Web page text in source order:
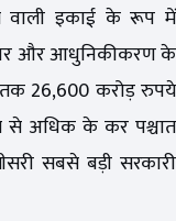
वाली इकाई के रूप में
और आधुनिकीकरण के
तक 26,600 करोड़ रुपये
अधिक के कर पश्चात
सबसे बड़ी सरकारी